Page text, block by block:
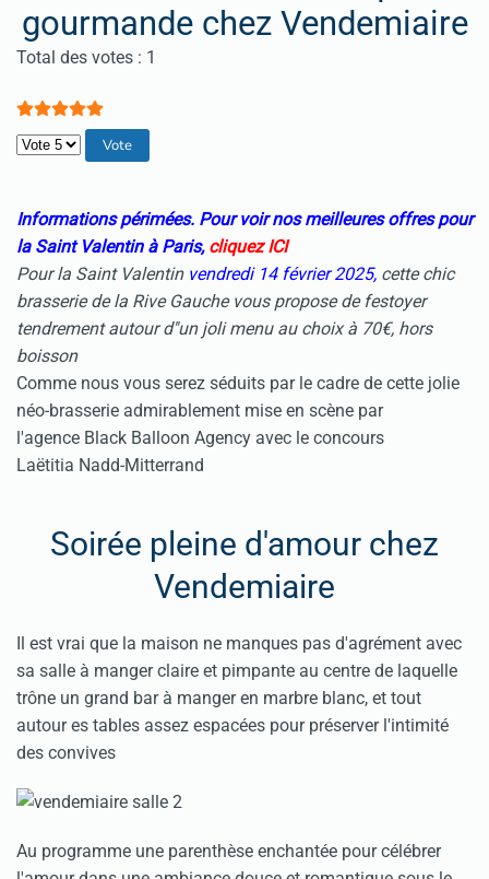
gourmande chez Vendemiaire
Vote utilisateur:5/
Total des votes : 1
Veuillez voter
Informations périmées. Pour voir nos meilleures offres pour
la Saint Valentin à Paris, cliquez ICI
Pour la Saint Valentin vendredi 14 février 2025, cette chic
brasserie de la Rive Gauche vous propose de festoyer
tendrement autour d''un joli menu au choix à 70€, hors
boisson
Comme nous vous serez séduits par le cadre de cette jolie
néo-brasserie admirablement mise en scène par
l'agence Black Balloon Agency avec le concours
Laëtitia Nadd-Mitterrand
Soirée pleine d'amour chez
Vendemiaire
Il est vrai que la maison ne manques pas d'agrément avec
sa salle à manger claire et pimpante au centre de laquelle
trône un grand bar à manger en marbre blanc, et tout
autour es tables assez espacées pour préserver l'intimité
des convives
Au programme une parenthèse enchantée pour célébrer